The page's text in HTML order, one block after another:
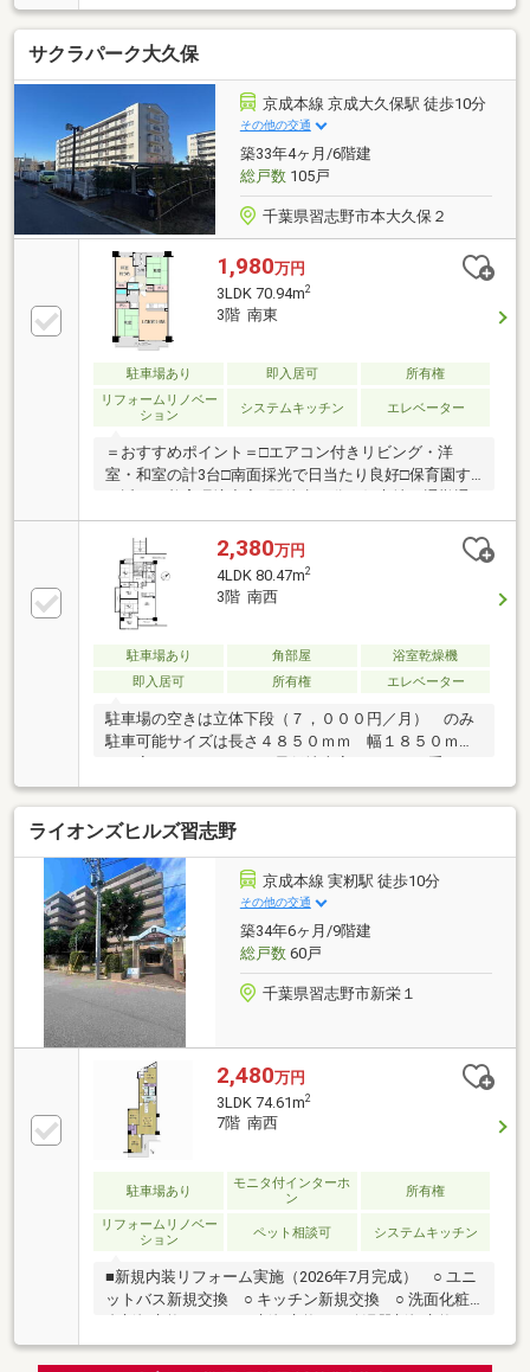
サクラパーク大久保
京成本線 京成大久保駅 徒歩10分
その他の交通
築33年4ヶ月/6階建
総戸数105戸
千葉県習志野市本大久保２
1,980万円
3LDK 70.94m2
3階 南東
駐車場あり 即入居可
所有権
リフォームリノベー
ション
システムキッチン エレベーター
＝おすすめポイント＝□エアコン付きリビング・洋
室・和室の計3台□南面採光で日当たり良好□保育園す
学も安心□JR津田沼駅・幕張本郷駅行のバス停まで徒
歩3分□日用品も売っている品揃え充実のドラッグスト
アが徒歩3分□休日のお出かけとしても楽しめる、スー
パー銭湯徒歩5分□図書館や公民館、遊具や野球場がす
ぐ近くの「プラッツ習志野」徒歩9分
2,380万円
4LDK 80.47m2
3階 南西
駐車場あり 角部屋
浴室乾燥機
即入居可
所有権 エレベーター
駐車場の空きは立体下段（７，０００円／月） のみ
駐車可能サイズは長さ４８５０ｍｍ 幅１８５０ｍ
２．０ｔ です
ライオンズヒルズ習志野
京成本線 実籾駅 徒歩10分
その他の交通
築34年6ヶ月/9階建
総戸数60戸
千葉県習志野市新栄１
2,480万円
3LDK 74.61m2
7階 南西
駐車場あり
モニタ付インターホ
ン
所有権
リフォームリノベー
ション
ペット相談可 システムキッチン
■新規内装リフォーム実施（2026年7月完成） ○ ユニ
ットバス新規交換 ○ キッチン新規交換 ○ 洗面化粧
建具交換 ○ モニターホン移設 ○ フローリング張替
え ○ フロアタイル・クッションフロア採用 ○ 全室